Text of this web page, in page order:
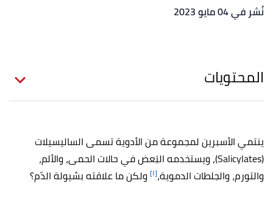
نُشر في 04 مايو 2023
المحتويات
ينتمي الأسبرين لمجموعة من الأدوية تسمى الساليسيلات
(Salicylates)، ويستخدمه البَعض في حالات الحمى، والألم،
والتورم، والجلطات الدموية،[١] ولكن ما علاقته بسُيولة الدّم؟